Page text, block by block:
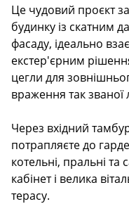
Description
Це чудовий проєкт
будинку із скатним
фасаду, ідеально
екстер'єрним
цегли для
враження так званої
Через вхідний
потрапляєте до
котельні, пральні та
кабінет і велика
терасу.